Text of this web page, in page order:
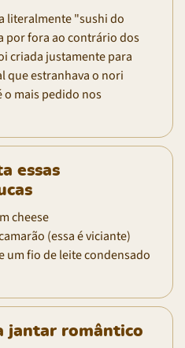
literalmente "sushi do
por fora ao contrário dos
criada justamente para
que estranhava o nori
o mais pedido nos
essas
cheese
(essa é viciante)
um fio de leite condensado
jantar romântico